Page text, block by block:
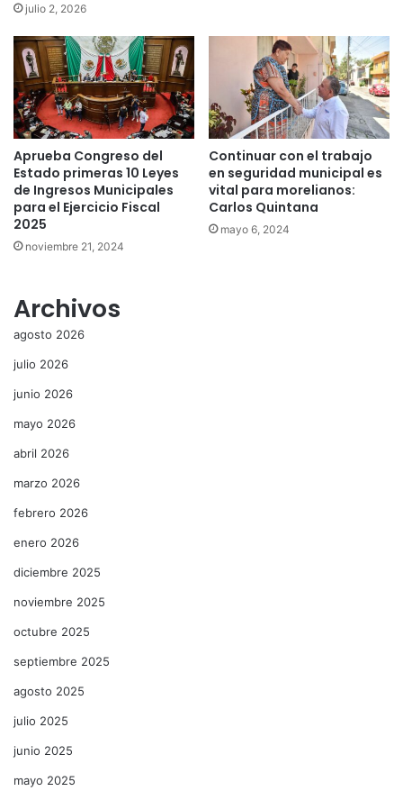
julio 2, 2026
Aprueba Congreso del
Estado primeras 10 Leyes
de Ingresos Municipales
para el Ejercicio Fiscal
2025
noviembre 21, 2024
Continuar con el trabajo
en seguridad municipal es
vital para morelianos:
Carlos Quintana
mayo 6, 2024
Archivos
agosto 2026
julio 2026
junio 2026
mayo 2026
abril 2026
marzo 2026
febrero 2026
enero 2026
diciembre 2025
noviembre 2025
octubre 2025
septiembre 2025
agosto 2025
julio 2025
junio 2025
mayo 2025